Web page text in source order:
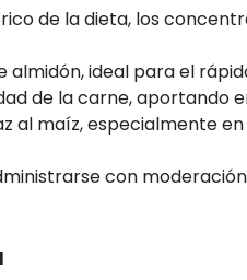
de la dieta, los
almidón, ideal para el
de la carne, aportando
al maíz, especialmente en
con